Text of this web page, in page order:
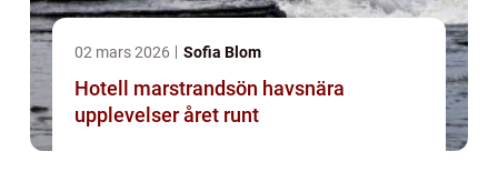
02 mars 2026 Sofia Blom
Hotell marstrandsön havsnära
upplevelser året runt